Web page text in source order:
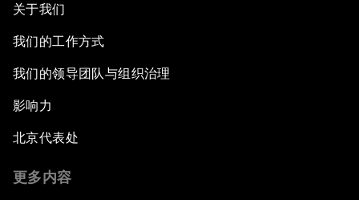
关于我们
我们的工作方式
我们的领导团队与组织治理
影响力
北京代表处
更多内容